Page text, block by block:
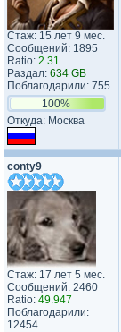
Стаж: 15 лет 9 мес.
Сообщений: 1895
Ratio: 2.31
Раздал: 634 GB
Поблагодарили: 755
100%
Откуда: Москва
conty9
Стаж: 17 лет 5 мес.
Сообщений: 2460
Ratio: 49.947
Поблагодарили:
12454